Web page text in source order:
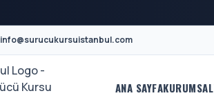
info@surucukursuistanbul.com
ANA SAYFAKURUMSAL